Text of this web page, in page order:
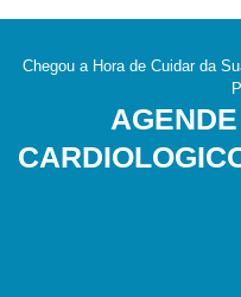
Chegou a Hora de Cuidar da